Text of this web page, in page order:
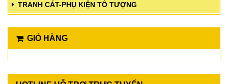
TRANH CÁT-PHỤ KIỆN TÔ TƯỢNG
GIỎ HÀNG